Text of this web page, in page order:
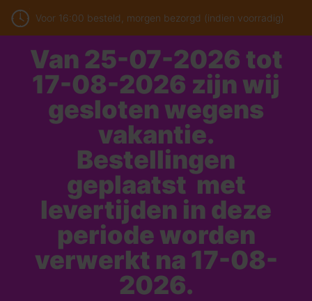
Voor 16:00 besteld, morgen bezorgd (indien voorradig)
Van 25-07-2026 tot
17-08-2026 zijn wij
gesloten wegens
vakantie.
Bestellingen
geplaatst met
levertijden in deze
periode worden
verwerkt na 17-08-
2026.